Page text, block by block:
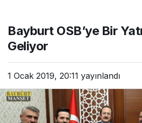
Bayburt OSB’ye Bir
Geliyor
1 Ocak 2019, 20:11 yayınlandı